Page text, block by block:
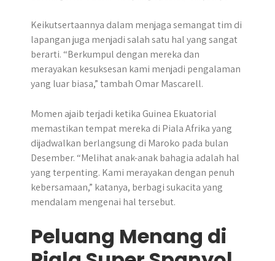
Keikutsertaannya dalam menjaga semangat tim di
lapangan juga menjadi salah satu hal yang sangat
berarti. “Berkumpul dengan mereka dan
merayakan kesuksesan kami menjadi pengalaman
yang luar biasa,” tambah Omar Mascarell.
Momen ajaib terjadi ketika Guinea Ekuatorial
memastikan tempat mereka di Piala Afrika yang
dijadwalkan berlangsung di Maroko pada bulan
Desember. “Melihat anak-anak bahagia adalah hal
yang terpenting. Kami merayakan dengan penuh
kebersamaan,” katanya, berbagi sukacita yang
mendalam mengenai hal tersebut.
Peluang Menang di